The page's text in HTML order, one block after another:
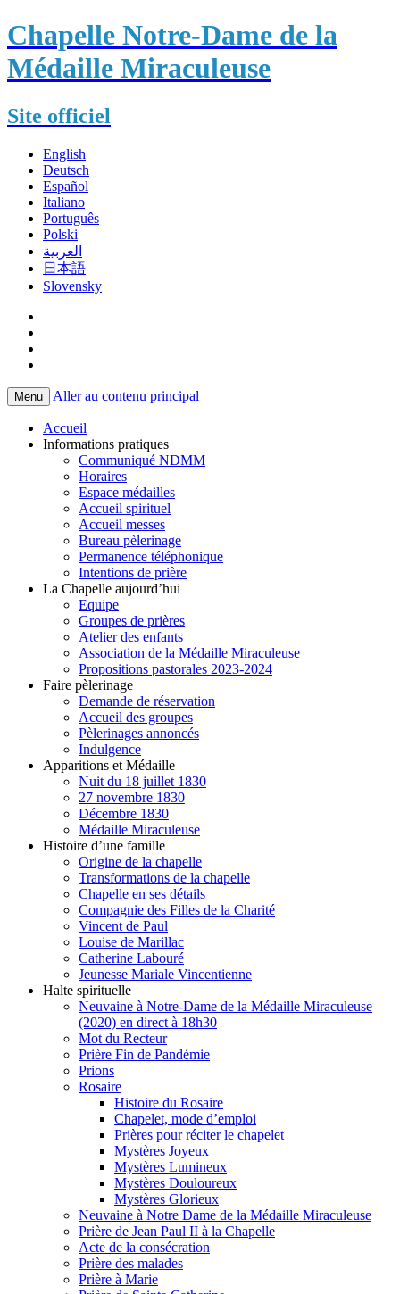
Chapelle Notre-Dame de la
Médaille Miraculeuse
Site officiel
English
Deutsch
Español
Italiano
Português
Polski
العربية
日本語
Slovensky
Menu Aller au contenu principal
Accueil
Informations pratiques
Communiqué NDMM
Horaires
Espace médailles
Accueil spirituel
Accueil messes
Bureau pèlerinage
Permanence téléphonique
Intentions de prière
La Chapelle aujourd’hui
Equipe
Groupes de prières
Atelier des enfants
Association de la Médaille Miraculeuse
Propositions pastorales 2023-2024
Faire pèlerinage
Demande de réservation
Accueil des groupes
Pèlerinages annoncés
Indulgence
Apparitions et Médaille
Nuit du 18 juillet 1830
27 novembre 1830
Décembre 1830
Médaille Miraculeuse
Histoire d’une famille
Origine de la chapelle
Transformations de la chapelle
Chapelle en ses détails
Compagnie des Filles de la Charité
Vincent de Paul
Louise de Marillac
Catherine Labouré
Jeunesse Mariale Vincentienne
Halte spirituelle
Neuvaine à Notre-Dame de la Médaille Miraculeuse
(2020) en direct à 18h30
Mot du Recteur
Prière Fin de Pandémie
Prions
Rosaire
Histoire du Rosaire
Chapelet, mode d’emploi
Prières pour réciter le chapelet
Mystères Joyeux
Mystères Lumineux
Mystères Douloureux
Mystères Glorieux
Neuvaine à Notre Dame de la Médaille Miraculeuse
Prière de Jean Paul II à la Chapelle
Acte de la consécration
Prière des malades
Prière à Marie